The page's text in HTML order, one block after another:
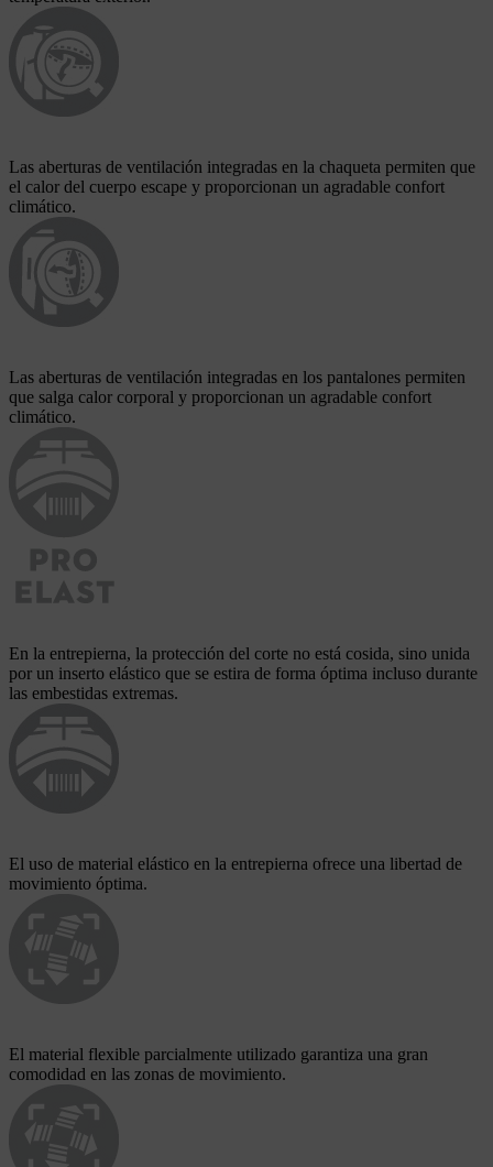
Las aberturas de ventilación integradas en la chaqueta permiten que
el calor del cuerpo escape y proporcionan un agradable confort
climático.
Las aberturas de ventilación integradas en los pantalones permiten
que salga calor corporal y proporcionan un agradable confort
climático.
En la entrepierna, la protección del corte no está cosida, sino unida
por un inserto elástico que se estira de forma óptima incluso durante
las embestidas extremas.
El uso de material elástico en la entrepierna ofrece una libertad de
movimiento óptima.
El material flexible parcialmente utilizado garantiza una gran
comodidad en las zonas de movimiento.